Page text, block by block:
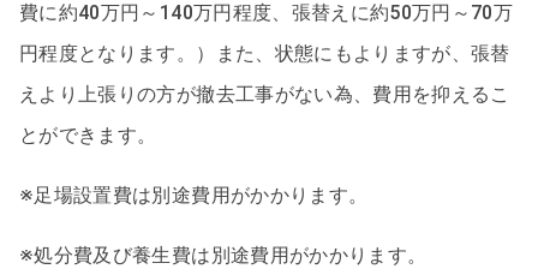
費に約40万円～140万円程度、張替えに約50万円～70万
円程度となります。）また、状態にもよりますが、張替
えより上張りの方が撤去工事がない為、費用を抑えるこ
とができます。
※足場設置費は別途費用がかかります。
※処分費及び養生費は別途費用がかかります。